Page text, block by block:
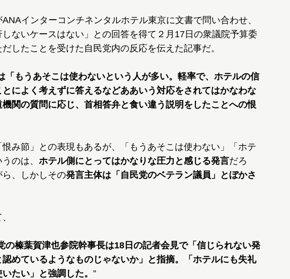
ANAインターコンチネンタルホテル東京に文書で問い合わせ、
しないケースはない」との回答を得て２月17日の衆議院予算委
したことを受けた自民党内の反応を伝えた記事だ。
「もうあそこは使わないという人が多い。軽率で、ホテルの信
によく考えずに答えるなどああいう対応をされてはかなわな
関の質問に応じ、首相答弁と食い違う説明をしたことへの恨
み節」との表現もあるが、「もうあそこは使わない」「ホテ
のは、 ホテル側にとってはかなりな圧力と感じる発言だろ
ら、しかしその発言主体は「自民党のベテラン議員」とぼかさ
の榛葉賀津也参院幹事長は18日の記者会見で「信じられない発
めているようなものじゃないか」と指摘。「ホテルにも失礼
たい」と強調した。 ”